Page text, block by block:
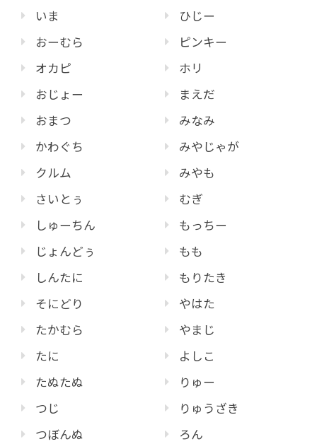
いま
おーむら
オカピ
おじょー
おまつ
かわぐち
クルム
さいとぅ
しゅーちん
じょんどぅ
しんたに
そにどり
たかむら
たに
たぬたぬ
つじ
つぼんぬ
ひじー
ピンキー
ホリ
まえだ
みなみ
みやじゃが
みやも
むぎ
もっちー
もも
もりたき
やはた
やまじ
よしこ
りゅー
りゅうざき
ろん